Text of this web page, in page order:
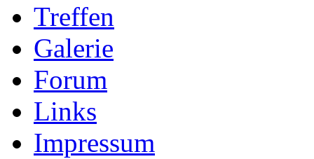
Treffen
Galerie
Forum
Links
Impressum